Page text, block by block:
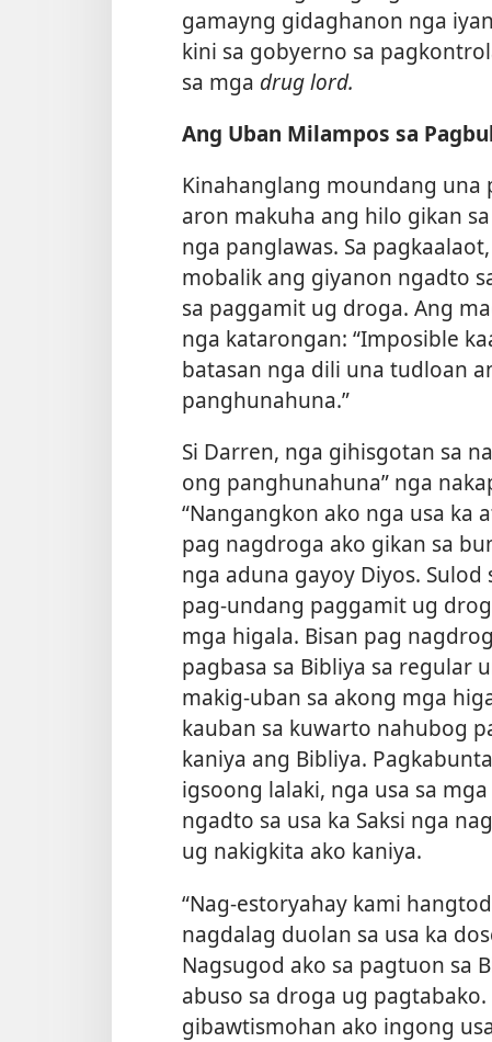
gamayng gidaghanon nga
kini sa gobyerno sa
sa mga drug lord.
Ang Uban Milampos sa
Kinahanglang moundang
aron makuha ang hilo gikan
nga panglawas. Sa
mobalik ang giyanon ngadto
sa paggamit ug droga. Ang
nga katarongan: “Imposible
batasan nga dili una tudloan
panghunahuna.”
Si Darren, nga gihisgotan sa
ong panghunahuna” nga
“Nangangkon ako nga usa ka
pag nagdroga ako gikan sa
nga aduna gayoy Diyos.
pag-undang paggamit ug
mga higala. Bisan pag
pagbasa sa Bibliya sa regular
makig-uban sa akong mga
kauban sa kuwarto nahubog
kaniya ang Bibliya.
igsoong lalaki, nga usa sa
ngadto sa usa ka Saksi nga
ug nakigkita ako kaniya.
“Nag-estoryahay kami
nagdalag duolan sa usa ka
Nagsugod ako sa pagtuon sa
abuso sa droga ug
gibawtismohan ako ingong